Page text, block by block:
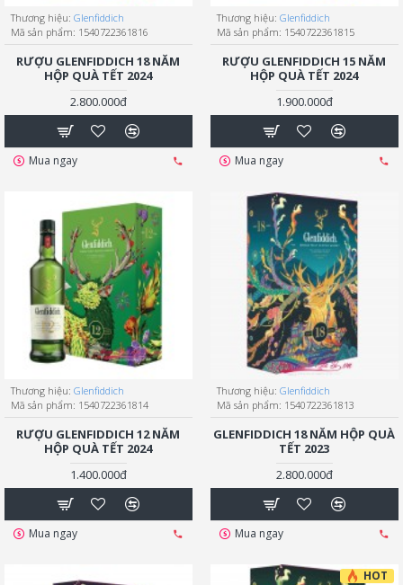
Thương hiệu: Glenfiddich
Mã sản phẩm: 1540722361816
RƯỢU GLENFIDDICH 18 NĂM
HỘP QUÀ TẾT 2024
2.800.000đ
Mua ngay
Thương hiệu: Glenfiddich
Mã sản phẩm: 1540722361815
RƯỢU GLENFIDDICH 15 NĂM
HỘP QUÀ TẾT 2024
1.900.000đ
Mua ngay
Thương hiệu: Glenfiddich
Mã sản phẩm: 1540722361814
RƯỢU GLENFIDDICH 12 NĂM
HỘP QUÀ TẾT 2024
1.400.000đ
Mua ngay
Thương hiệu: Glenfiddich
Mã sản phẩm: 1540722361813
GLENFIDDICH 18 NĂM HỘP QUÀ
TẾT 2023
2.800.000đ
Mua ngay
HOT